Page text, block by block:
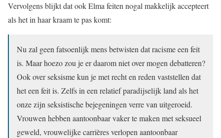
Vervolgens blijkt dat ook Elma feiten nogal makkelijk accepteert
als het in haar kraam te pas komt:
Nu zal geen fatsoenlijk mens ­betwisten dat racisme een feit
is. Maar hoezo zou je er daarom niet over mogen debatteren?
Ook over seksisme kun je met recht en reden vaststellen dat
het een feit is. Zelfs in een relatief paradijselijk land als het
onze zijn seksistische bejegeningen verre van uitgeroeid.
Vrouwen hebben aantoonbaar vaker te maken met seksueel
geweld, vrouwelijke carrières verlopen aantoonbaar